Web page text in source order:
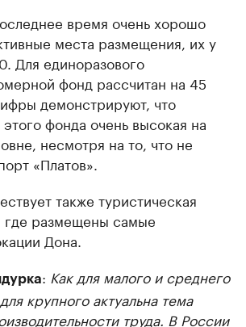
время очень хорошо
места размещения, их у
Для единоразового
фонд рассчитан на 45
демонстрируют, что
фонда очень высокая на
несмотря на то, что не
«Платов».
также туристическая
где размещены самые
Дона.
: Как для малого и среднего
крупного актуальна тема
труда. В России